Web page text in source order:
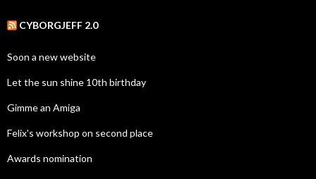
CYBORGJEFF 2.0
Soon a new website
Let the sun shine 10th birthday
Gimme an Amiga
Felix's workshop on second place
Awards nomination